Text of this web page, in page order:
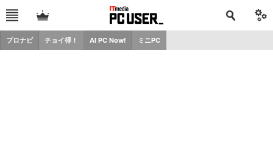
プロナビ チョイ得！ AI PC Now! ミニPC